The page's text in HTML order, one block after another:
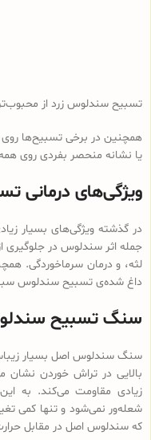
تسبیح سندلوس زرد از
همچنین در برخی تسبیح‌ها روی
یا نشانه منحصر بفردی روی
ویژگی‌های درمانی
در گذشته ویژگی‌های بسیار
جمله اثر سندلوس در جلوگیری
لثه، و درمان سرماخوردگی.
داغ شده‌ی تسبیح سندلوس
سنگ تسبیح
سنگ سندلوس اصل بسیار
بالایی در تراش خوردن نشان
زیادی مقاومت می‌کند. به
شعله‌ور نمی‌شود و تنها کمی
که سندلوس اصل در مقابل